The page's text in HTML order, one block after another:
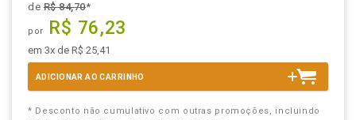
deR$ 84,70*
por R$ 76,23
em 3x de R$ 25,41
ADICIONAR AO CARRINHO
* Desconto não cumulativo com outras promoções, incluindo